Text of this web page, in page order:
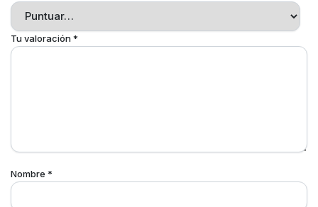
Tu valoración*
Nombre *